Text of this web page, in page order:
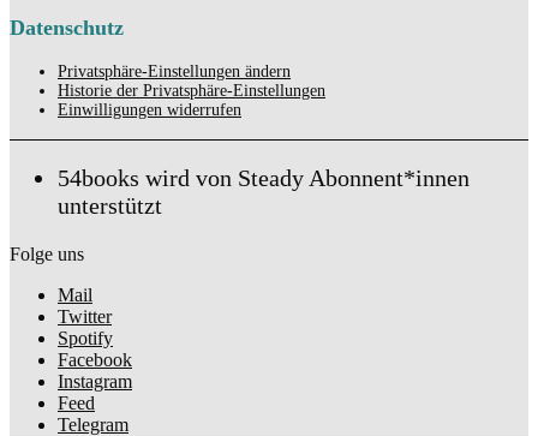
Datenschutz
Privatsphäre-Einstellungen ändern
Historie der Privatsphäre-Einstellungen
Einwilligungen widerrufen
54books wird von Steady Abonnent*innen
unterstützt
Folge uns
Mail
Twitter
Spotify
Facebook
Instagram
Feed
Telegram